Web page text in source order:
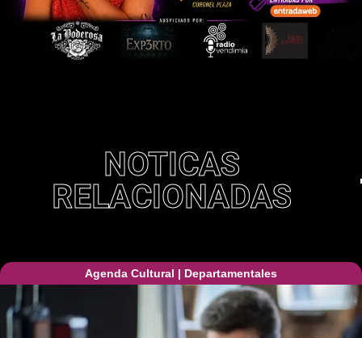
NOTICAS
RELACIONADAS
Agenda Cultural | Departamentales